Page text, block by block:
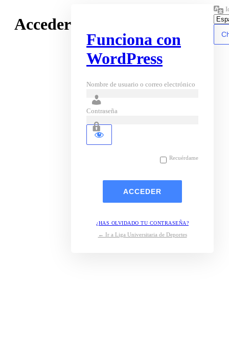
Acceder
Funciona con
WordPress
Nombre de usuario o correo electrónico
Contraseña
Recuérdame
¿HAS OLVIDADO TU CONTRASEÑA?
← Ir a Liga Universitaria de Deportes